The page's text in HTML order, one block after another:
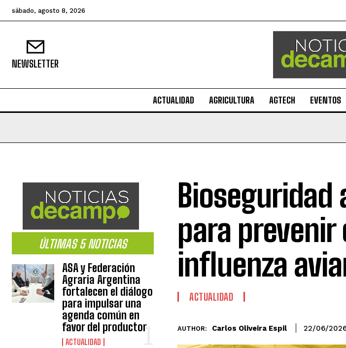
sábado, agosto 8, 2026
NEWSLETTER
ACTUALIDAD AGRICULTURA AGTECH EVENTOS
ÚLTIMAS 5 NOTICIAS
ASA y Federación
Agraria Argentina
fortalecen el diálogo
para impulsar una
agenda común en
favor del productor
ACTUALIDAD
Bioseguridad
para prevenir
influenza
ACTUALIDAD
AUTHOR: Carlos Oliveira Espil 22/06/